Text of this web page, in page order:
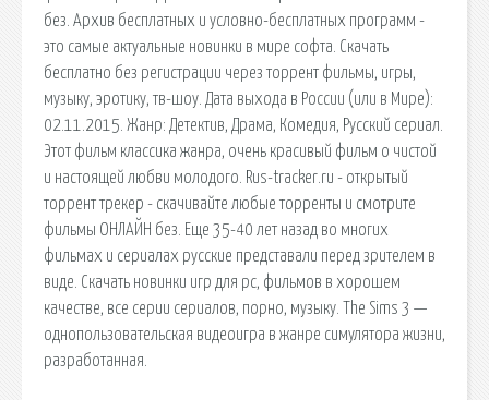
без. Архив бесплатных и условно-бесплатных программ -
это самые актуальные новинки в мире софта. Скачать
бесплатно без регистрации через торрент фильмы, игры,
музыку, эротику, тв-шоу. Дата выхода в России (или в Мире):
02.11.2015. Жанр: Детектив, Драма, Комедия, Русский сериал.
Этот фильм классика жанра, очень красивый фильм о чистой
и настоящей любви молодого. Rus-tracker.ru - открытый
торрент трекер - скачивайте любые торренты и смотрите
фильмы ОНЛАЙН без. Еще 35-40 лет назад во многих
фильмах и сериалах русские представали перед зрителем в
виде. Скачать новинки игр для pc, фильмов в хорошем
качестве, все серии сериалов, порно, музыку. The Sims 3 —
однопользовательская видеоигра в жанре симулятора жизни,
разработанная.